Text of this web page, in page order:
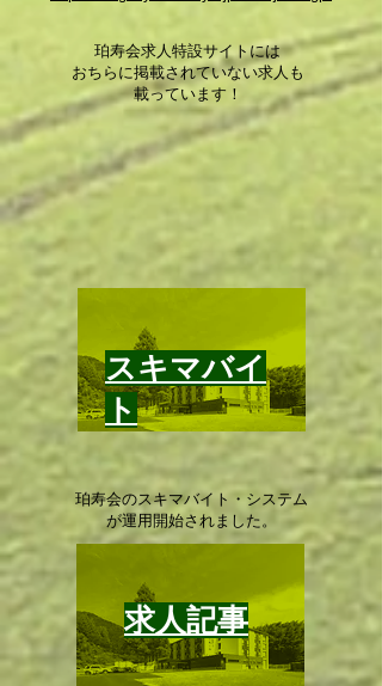
珀寿会求人特設サイトには
おちらに掲載されていない求人も
​載っています！
​スキマバイ
ト
珀寿会のスキマバイト・システム
が運用開始されました。​
求人記事